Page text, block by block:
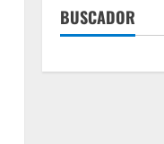
BUSCADOR